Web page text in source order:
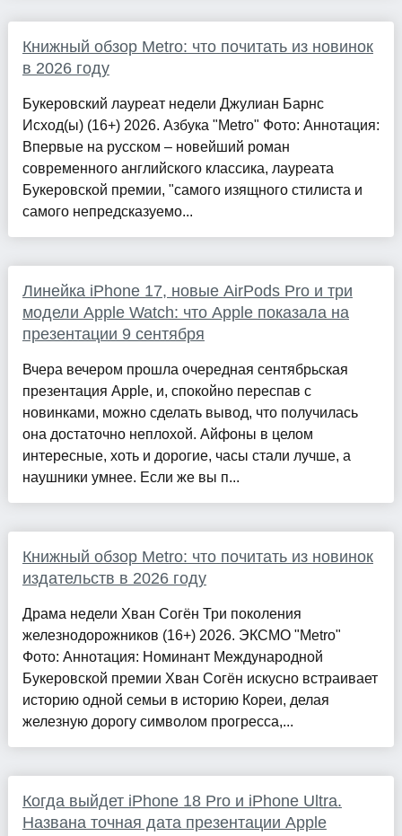
Книжный обзор Metro: что почитать из новинок
в 2026 году
Букеровский лауреат недели Джулиан Барнс
Исход(ы) (16+) 2026. Азбука "Metro" Фото: Аннотация:
Впервые на русском – новейший роман
современного английского классика, лауреата
Букеровской премии, "самого изящного стилиста и
самого непредсказуемо...
Линейка iPhone 17, новые AirPods Pro и три
модели Apple Watch: что Apple показала на
презентации 9 сентября
Вчера вечером прошла очередная сентябрьская
презентация Apple, и, спокойно переспав с
новинками, можно сделать вывод, что получилась
она достаточно неплохой. Айфоны в целом
интересные, хоть и дорогие, часы стали лучше, а
наушники умнее. Если же вы п...
Книжный обзор Metro: что почитать из новинок
издательств в 2026 году
Драма недели Хван Согён Три поколения
железнодорожников (16+) 2026. ЭКСМО "Metro"
Фото: Аннотация: Номинант Международной
Букеровской премии Хван Согён искусно встраивает
историю одной семьи в историю Кореи, делая
железную дорогу символом прогресса,...
Когда выйдет iPhone 18 Pro и iPhone Ultra.
Названа точная дата презентации Apple